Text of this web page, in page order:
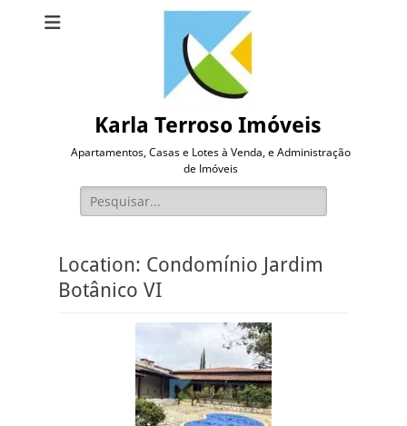
Karla Terroso Imóveis
Apartamentos, Casas e Lotes à Venda, e Administração
de Imóveis
Pesquisar
por:
Location: Condomínio Jardim
Botânico VI